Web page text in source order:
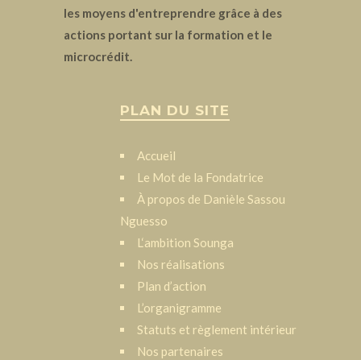
les moyens d'entreprendre grâce à des
actions portant sur la formation et le
microcrédit.
PLAN DU SITE
Accueil
Le Mot de la Fondatrice
À propos de Danièle Sassou
Nguesso
L‘ambition Sounga
Nos réalisations
Plan d’action
L’organigramme
Statuts et règlement intérieur
Nos partenaires